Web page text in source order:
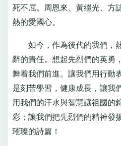
死不屈。周恩來、黃繼光、
熱的愛國心。
如今，作為後代的我們，
辭的責任。想起先烈們的英勇
舞着我們前進。讓我們用行動
是刻苦學習，健康成長，讓我
用我們的汗水與智慧讓祖國的
彩；讓我們把先烈們的精神發
璀璨的詩篇！